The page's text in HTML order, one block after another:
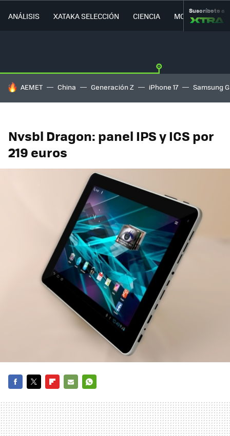
ANÁLISIS XATAKA SELECCIÓN CIENCIA MOVILIDAD
Suscríbete a
HOY SE HABLA DE
AEMET China Generación Z iPhone 17 Samsung
Nvsbl Dragon: panel IPS y ICS por
219 euros
MAIL